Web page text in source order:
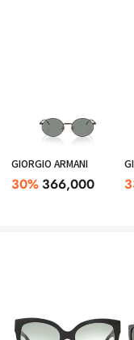
GIORGIO ARMANI
30% 366,000